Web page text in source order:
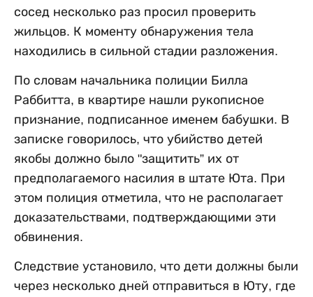
сосед несколько раз просил проверить
жильцов. К моменту обнаружения тела
находились в сильной стадии разложения.
По словам начальника полиции Билла
Раббитта, в квартире нашли рукописное
признание, подписанное именем бабушки. В
записке говорилось, что убийство детей
якобы должно было "защитить” их от
предполагаемого насилия в штате Юта. При
этом полиция отметила, что не располагает
доказательствами, подтверждающими эти
обвинения.
Следствие установило, что дети должны были
через несколько дней отправиться в Юту, где